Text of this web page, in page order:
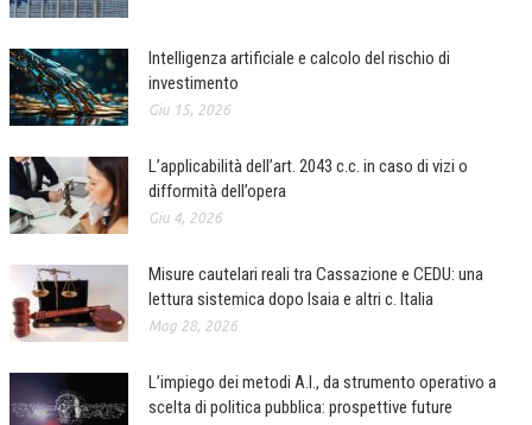
Intelligenza artificiale e calcolo del rischio di
investimento
Giu 15, 2026
L’applicabilità dell’art. 2043 c.c. in caso di vizi o
difformità dell’opera
Giu 4, 2026
Misure cautelari reali tra Cassazione e CEDU: una
lettura sistemica dopo Isaia e altri c. Italia
Mag 28, 2026
L’impiego dei metodi A.I., da strumento operativo a
scelta di politica pubblica: prospettive future